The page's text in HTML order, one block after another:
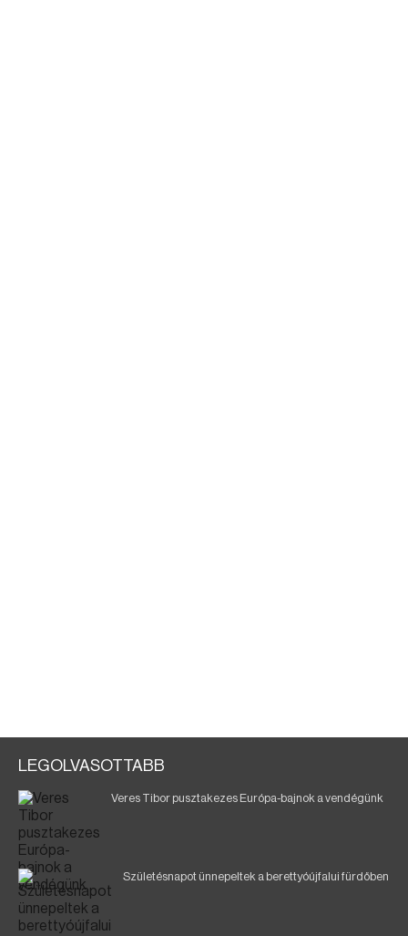
LEGOLVASOTTABB
Veres Tibor pusztakezes Európa-bajnok a vendégünk
Születésnapot ünnepeltek a berettyóújfalui fürdőben